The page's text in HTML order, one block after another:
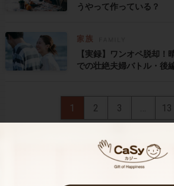
うやって作っている？
【実録】ワンオペ脱却！
での壮絶夫婦バトル・後
1 2 3 … 13